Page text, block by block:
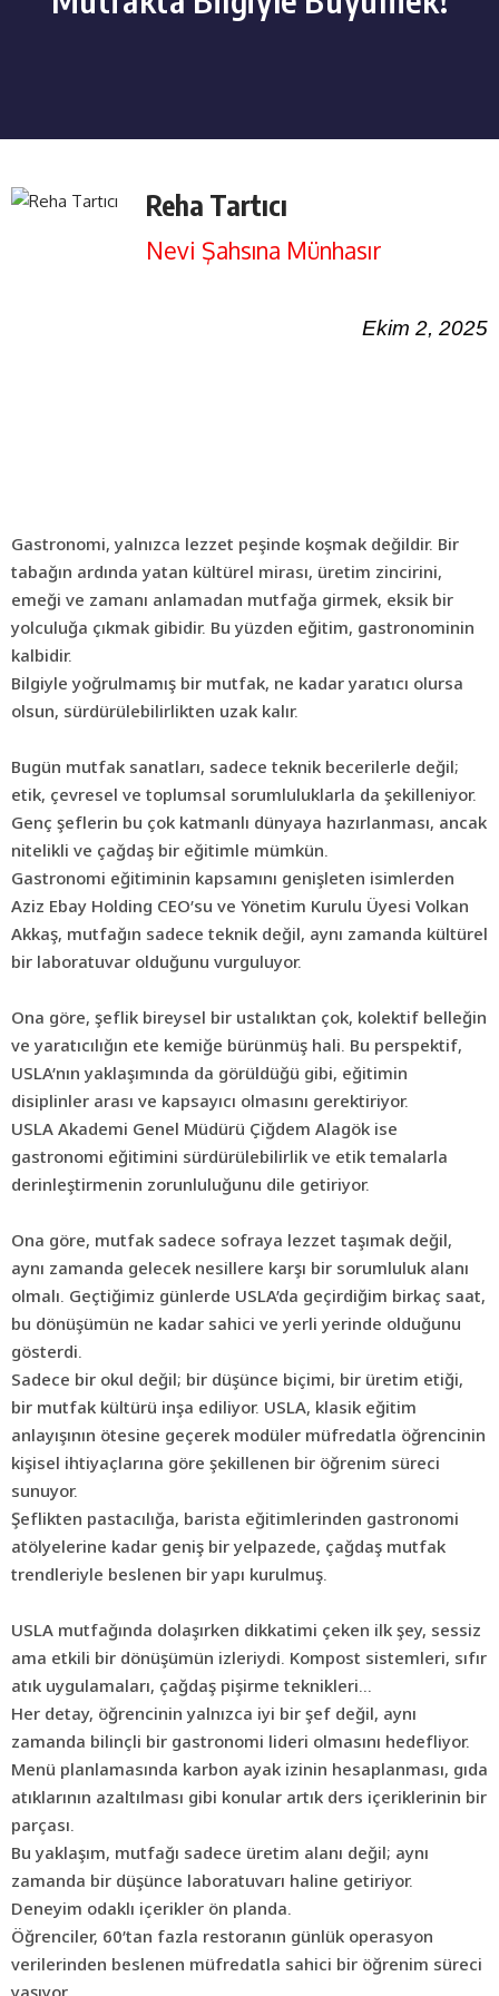
Reha Tartıcı
Nevi Şahsına Münhasır
Ekim 2, 2025
Gastronomi, yalnızca lezzet peşinde koşmak değildir. Bir
tabağın ardında yatan kültürel mirası, üretim zincirini,
emeği ve zamanı anlamadan mutfağa girmek, eksik bir
yolculuğa çıkmak gibidir. Bu yüzden eğitim, gastronominin
kalbidir.
Bilgiyle yoğrulmamış bir mutfak, ne kadar yaratıcı olursa
olsun, sürdürülebilirlikten uzak kalır.
Bugün mutfak sanatları, sadece teknik becerilerle değil;
etik, çevresel ve toplumsal sorumluluklarla da şekilleniyor.
Genç şeflerin bu çok katmanlı dünyaya hazırlanması, ancak
nitelikli ve çağdaş bir eğitimle mümkün.
Gastronomi eğitiminin kapsamını genişleten isimlerden
Aziz Ebay Holding CEO’su ve Yönetim Kurulu Üyesi Volkan
Akkaş, mutfağın sadece teknik değil, aynı zamanda kültürel
bir laboratuvar olduğunu vurguluyor.
Ona göre, şeflik bireysel bir ustalıktan çok, kolektif belleğin
ve yaratıcılığın ete kemiğe bürünmüş hali. Bu perspektif,
USLA’nın yaklaşımında da görüldüğü gibi, eğitimin
disiplinler arası ve kapsayıcı olmasını gerektiriyor.
USLA Akademi Genel Müdürü Çiğdem Alagök ise
gastronomi eğitimini sürdürülebilirlik ve etik temalarla
derinleştirmenin zorunluluğunu dile getiriyor.
Ona göre, mutfak sadece sofraya lezzet taşımak değil,
aynı zamanda gelecek nesillere karşı bir sorumluluk alanı
olmalı. Geçtiğimiz günlerde USLA’da geçirdiğim birkaç saat,
bu dönüşümün ne kadar sahici ve yerli yerinde olduğunu
gösterdi.
Sadece bir okul değil; bir düşünce biçimi, bir üretim etiği,
bir mutfak kültürü inşa ediliyor. USLA, klasik eğitim
anlayışının ötesine geçerek modüler müfredatla öğrencinin
kişisel ihtiyaçlarına göre şekillenen bir öğrenim süreci
sunuyor.
Şeflikten pastacılığa, barista eğitimlerinden gastronomi
atölyelerine kadar geniş bir yelpazede, çağdaş mutfak
trendleriyle beslenen bir yapı kurulmuş.
USLA mutfağında dolaşırken dikkatimi çeken ilk şey, sessiz
ama etkili bir dönüşümün izleriydi. Kompost sistemleri, sıfır
atık uygulamaları, çağdaş pişirme teknikleri…
Her detay, öğrencinin yalnızca iyi bir şef değil, aynı
zamanda bilinçli bir gastronomi lideri olmasını hedefliyor.
Menü planlamasında karbon ayak izinin hesaplanması, gıda
atıklarının azaltılması gibi konular artık ders içeriklerinin bir
parçası.
Bu yaklaşım, mutfağı sadece üretim alanı değil; aynı
zamanda bir düşünce laboratuvarı haline getiriyor.
Deneyim odaklı içerikler ön planda.
Öğrenciler, 60’tan fazla restoranın günlük operasyon
verilerinden beslenen müfredatla sahici bir öğrenim süreci
yaşıyor.